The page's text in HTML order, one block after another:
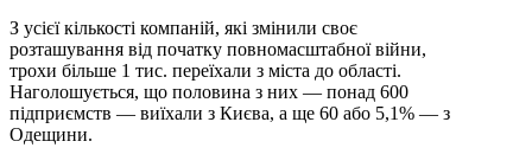
З усієї кількості компаній, які змінили своє
розташування від початку повномасштабної війни,
трохи більше 1 тис. переїхали з міста до області.
Наголошується, що половина з них — понад 600
підприємств — виїхали з Києва, а ще 60 або 5,1% — з
Одещини.